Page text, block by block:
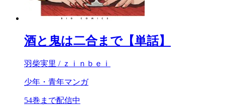
酒と鬼は二合まで【単話】
羽柴実里 / ｚｉｎｂｅｉ
少年・青年マンガ
54巻まで配信中